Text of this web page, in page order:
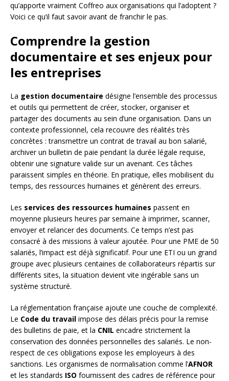
qu’apporte vraiment Coffreo aux organisations qui l’adoptent ?
Voici ce qu’il faut savoir avant de franchir le pas.
Comprendre la gestion
documentaire et ses enjeux pour
les entreprises
La gestion documentaire désigne l’ensemble des processus
et outils qui permettent de créer, stocker, organiser et
partager des documents au sein d’une organisation. Dans un
contexte professionnel, cela recouvre des réalités très
concrètes : transmettre un contrat de travail au bon salarié,
archiver un bulletin de paie pendant la durée légale requise,
obtenir une signature valide sur un avenant. Ces tâches
paraissent simples en théorie. En pratique, elles mobilisent du
temps, des ressources humaines et génèrent des erreurs.
Les services des ressources humaines passent en
moyenne plusieurs heures par semaine à imprimer, scanner,
envoyer et relancer des documents. Ce temps n’est pas
consacré à des missions à valeur ajoutée. Pour une PME de 50
salariés, l’impact est déjà significatif. Pour une ETI ou un grand
groupe avec plusieurs centaines de collaborateurs répartis sur
différents sites, la situation devient vite ingérable sans un
système structuré.
La réglementation française ajoute une couche de complexité.
Le Code du travail impose des délais précis pour la remise
des bulletins de paie, et la CNIL encadre strictement la
conservation des données personnelles des salariés. Le non-
respect de ces obligations expose les employeurs à des
sanctions. Les organismes de normalisation comme l’AFNOR
et les standards ISO fournissent des cadres de référence pour